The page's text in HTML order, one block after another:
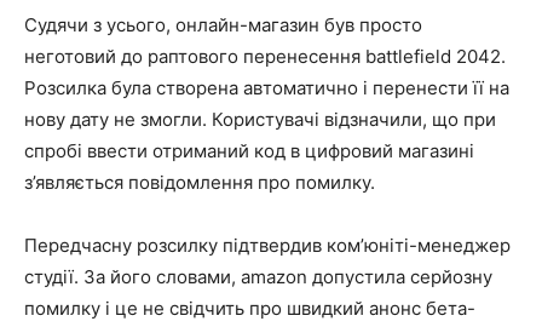
Судячи з усього, онлайн-магазин був просто
неготовий до раптового перенесення battlefield 2042.
Розсилка була створена автоматично і перенести її на
нову дату не змогли. Користувачі відзначили, що при
спробі ввести отриманий код в цифровий магазині
з’являється повідомлення про помилку.
Передчасну розсилку підтвердив ком’юніті-менеджер
студії. За його словами, amazon допустила серйозну
помилку і це не свідчить про швидкий анонс бета-